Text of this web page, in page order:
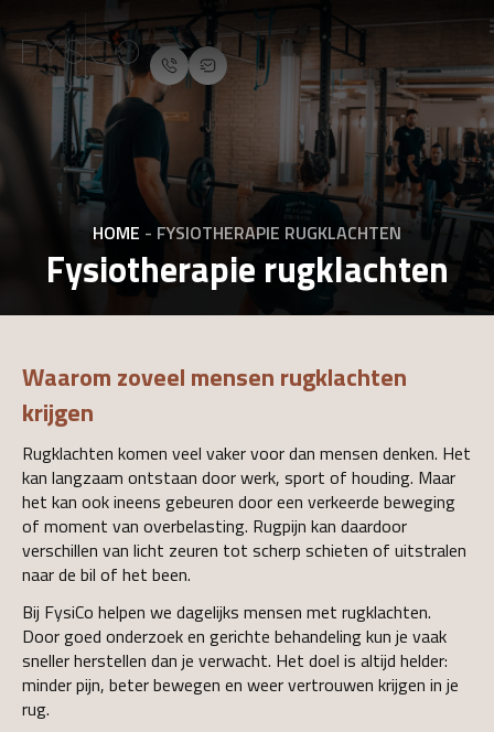
HOME - FYSIOTHERAPIE RUGKLACHTEN
Fysiotherapie rugklachten
Waarom zoveel mensen rugklachten
krijgen
Rugklachten komen veel vaker voor dan mensen denken. Het
kan langzaam ontstaan door werk, sport of houding. Maar
het kan ook ineens gebeuren door een verkeerde beweging
of moment van overbelasting. Rugpijn kan daardoor
verschillen van licht zeuren tot scherp schieten of uitstralen
naar de bil of het been.
Bij FysiCo helpen we dagelijks mensen met rugklachten.
Door goed onderzoek en gerichte behandeling kun je vaak
sneller herstellen dan je verwacht. Het doel is altijd helder:
minder pijn, beter bewegen en weer vertrouwen krijgen in je
rug.